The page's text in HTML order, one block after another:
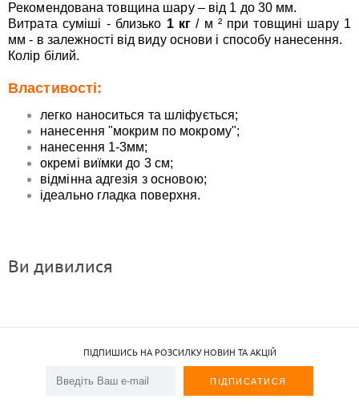
Рекомендована товщина шару – від 1 до 30 мм.
Витрата суміші - близько 1 кг / м ² при товщині шару 1
мм - в залежності від виду основи і способу нанесення.
Колір білий.
Властивості:
легко наноситься та шліфується;
нанесення "мокрим по мокрому";
нанесення 1-3мм;
окремі виїмки до 3 см;
відмінна адгезія з основою;
ідеально гладка поверхня.
Ви дивилися
ПІДПИШИСЬ НА РОЗСИЛКУ НОВИН ТА АКЦІЙ